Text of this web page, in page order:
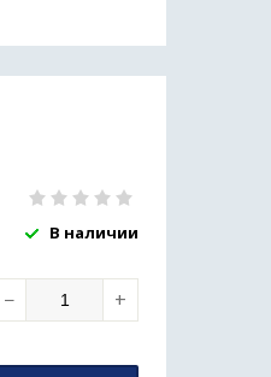
В наличии
− +